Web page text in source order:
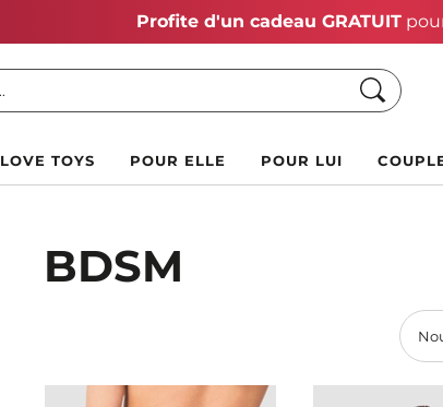
Vente Chaude d'Été :
Chercher
LOVE TOYS POUR ELLE POUR LUI
BDSM